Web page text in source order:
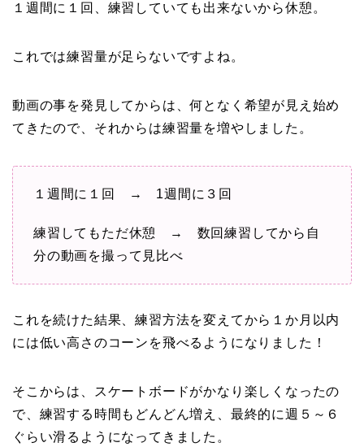
１週間に１回、練習していても出来ないから休憩。
これでは練習量が足らないですよね。
動画の事を発見してからは、何となく希望が見え始め
てきたので、それからは練習量を増やしました。
１週間に１回 → 1週間に３回
練習してもただ休憩 → 数回練習してから自
分の動画を撮って見比べ
これを続けた結果、練習方法を変えてから１か月以内
には低い高さのコーンを飛べるようになりました！
そこからは、スケートボードがかなり楽しくなったの
で、練習する時間もどんどん増え、最終的に週５～６
ぐらい滑るようになってきました。